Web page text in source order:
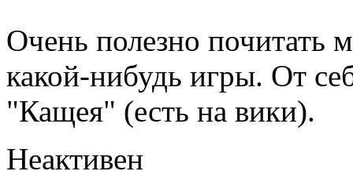
Очень полезно почитать
какой-нибудь игры. От
"Кащея" (есть на вики).
Неактивен